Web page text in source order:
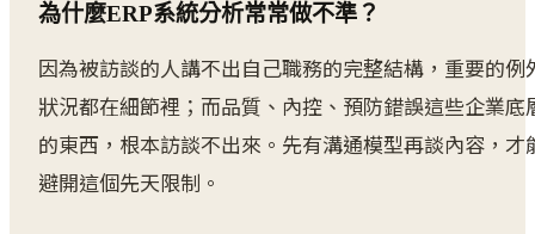
為什麼ERP系統分析常常做不準？
因為被訪談的人講不出自己職務的完整結構，重要的例
狀況都在細節裡；而品質、內控、預防錯誤這些企業底
的東西，根本訪談不出來。先有溝通模型再談內容，才
避開這個先天限制。